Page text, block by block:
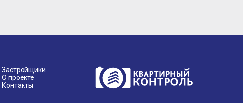
Застройщики
О проекте
Контакты